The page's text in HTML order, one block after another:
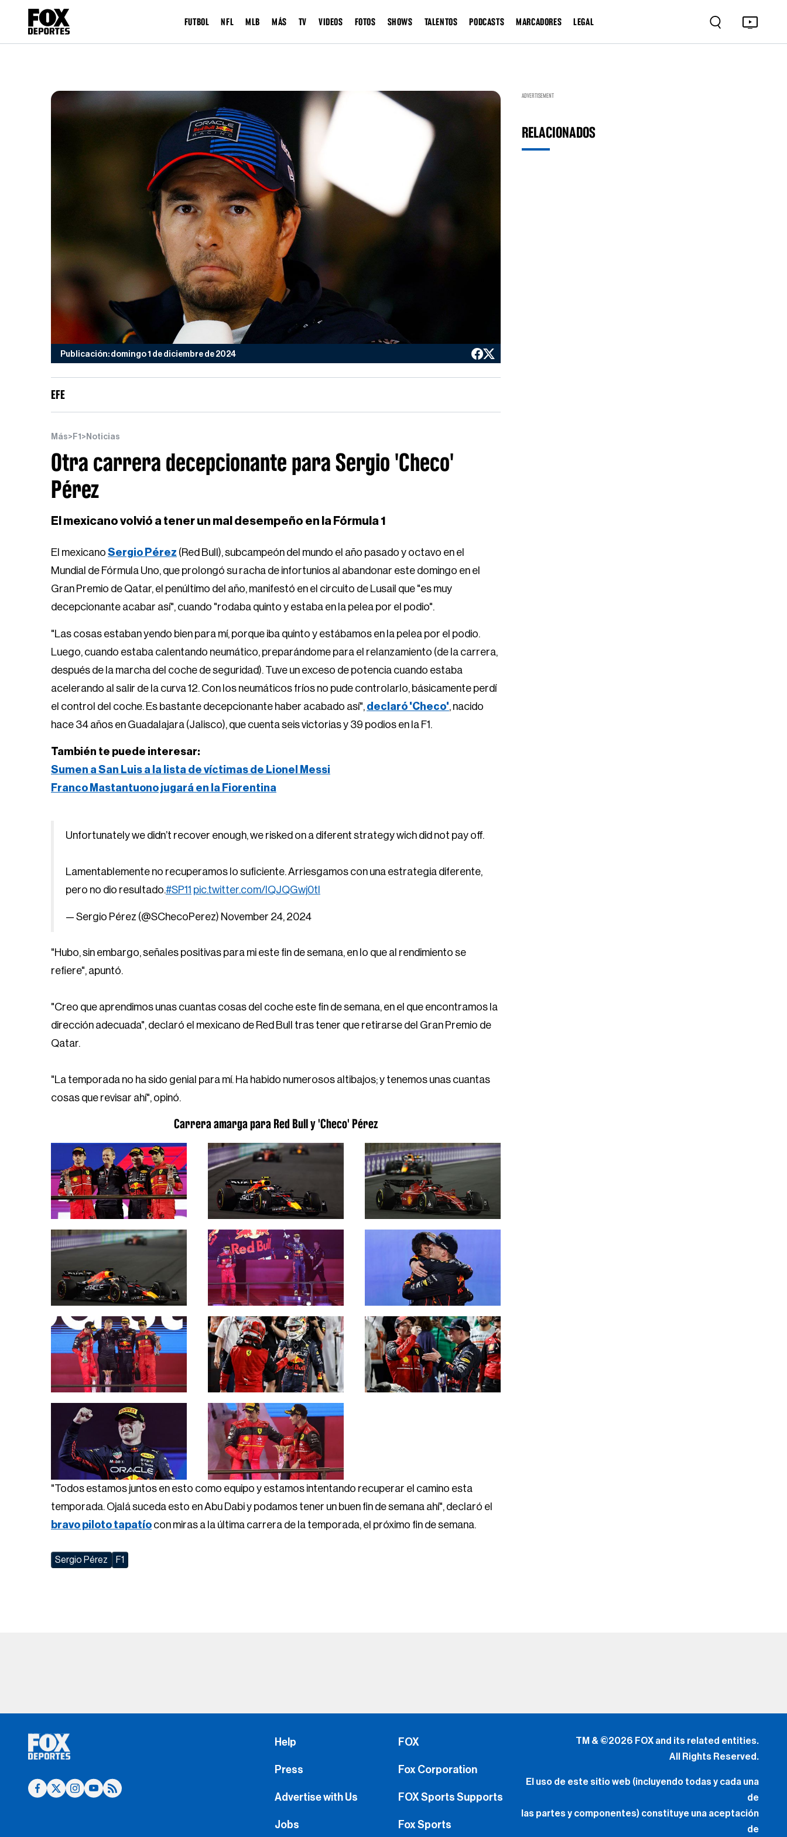
FUTBOL NFL MLB MÁS TV VIDEOS FOTOS SHOWS TALENTOS PODCASTS MARCADORES LEGAL
Publicación: domingo 1 de diciembre de 2024
EFE
Más> F1 > Noticias
Otra carrera decepcionante para Sergio 'Checo'
Pérez
El mexicano volvió a tener un mal desempeño en la Fórmula 1
El mexicano Sergio Pérez (Red Bull), subcampeón del mundo el año pasado y octavo en el
Mundial de Fórmula Uno, que prolongó su racha de infortunios al abandonar este domingo en el
Gran Premio de Qatar, el penúltimo del año, manifestó en el circuito de Lusail que "es muy
decepcionante acabar así", cuando "rodaba quinto y estaba en la pelea por el podio".
"Las cosas estaban yendo bien para mí, porque iba quinto y estábamos en la pelea por el podio.
Luego, cuando estaba calentando neumático, preparándome para el relanzamiento (de la carrera,
después de la marcha del coche de seguridad). Tuve un exceso de potencia cuando estaba
acelerando al salir de la curva 12. Con los neumáticos fríos no pude controlarlo, básicamente perdí
el control del coche. Es bastante decepcionante haber acabado así", declaró 'Checo', nacido
hace 34 años en Guadalajara (Jalisco), que cuenta seis victorias y 39 podios en la F1.
También te puede interesar:
Sumen a San Luis a la lista de víctimas de Lionel Messi
Franco Mastantuono jugará en la Fiorentina
Unfortunately we didn’t recover enough, we risked on a diferent strategy wich did not pay off.
Lamentablemente no recuperamos lo suficiente. Arriesgamos con una estrategia diferente,
pero no dio resultado.#SP11 pic.twitter.com/lQJQGwj0tl
— Sergio Pérez (@SChecoPerez) November 24, 2024
"Hubo, sin embargo, señales positivas para mi este fin de semana, en lo que al rendimiento se
refiere", apuntó.
"Creo que aprendimos unas cuantas cosas del coche este fin de semana, en el que encontramos la
dirección adecuada", declaró el mexicano de Red Bull tras tener que retirarse del Gran Premio de
Qatar.
"La temporada no ha sido genial para mí. Ha habido numerosos altibajos; y tenemos unas cuantas
cosas que revisar ahí", opinó.
Carrera amarga para Red Bull y 'Checo' Pérez
"Todos estamos juntos en esto como equipo y estamos intentando recuperar el camino esta
temporada. Ojalá suceda esto en Abu Dabi y podamos tener un buen fin de semana ahí", declaró el
bravo piloto tapatío con miras a la última carrera de la temporada, el próximo fin de semana.
Sergio Pérez F1
ADVERTISEMENT
RELACIONADOS
Help
Press
Advertise with Us
Jobs
FOX
Fox Corporation
FOX Sports Supports
Fox Sports
TM & ©2026 FOX and its related entities.
All Rights Reserved.
El uso de este sitio web (incluyendo todas y cada una
de
las partes y componentes) constituye una aceptación
de